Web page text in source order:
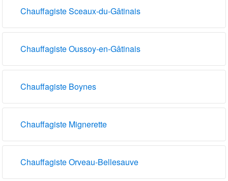
Chauffagiste Sceaux-du-Gâtinais
Chauffagiste Oussoy-en-Gâtinais
Chauffagiste Boynes
Chauffagiste Mignerette
Chauffagiste Orveau-Bellesauve